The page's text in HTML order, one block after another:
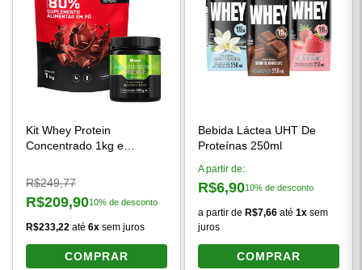
Kit Whey Protein
Concentrado 1kg e
250g
Preço original:
R$249,77
Preço à vista:
R$209,9010% de desconto
R$233,22 até6x sem juros
COMPRAR
Bebida Láctea UHT De
Proteínas 250ml
A partir de:
Preço à vista:
R$6,9010% de desconto
a partir de R$7,66 até 1x sem
juros
COMPRAR